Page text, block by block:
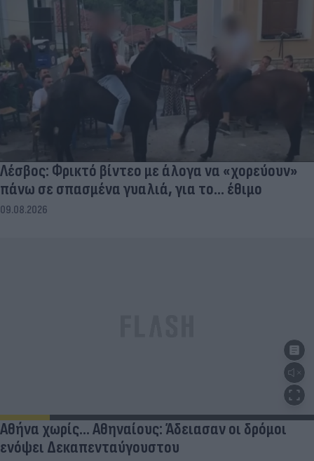
Λέσβος: Φρικτό βίντεο με άλογα να «χορεύουν»
πάνω σε σπασμένα γυαλιά, για το... έθιμο
09.08.2026
Αθήνα χωρίς… Αθηναίους: Άδειασαν οι δρόμοι
ενόψει Δεκαπενταύγουστου